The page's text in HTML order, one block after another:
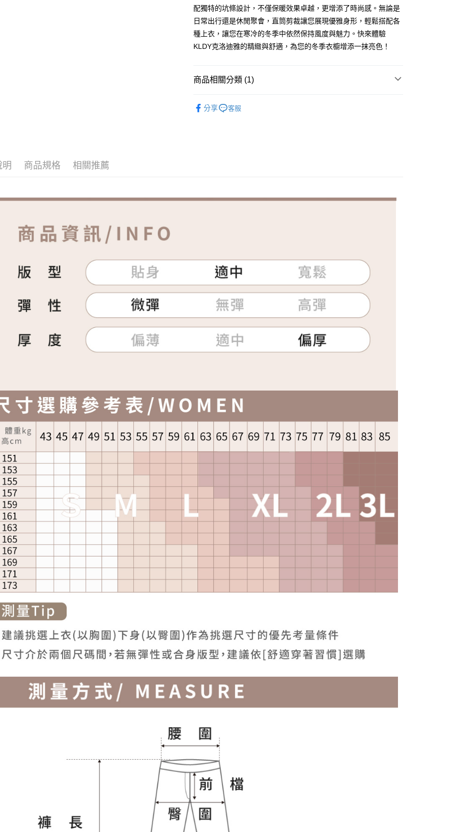
7-11取貨付款
免運費
付款後7-11取貨
免運費
免運費
配獨特的坑條設計，不僅保暖效果卓越，更增添了時尚感。無論是
日常出行還是休閒聚會，直筒剪裁讓您展現優雅身形，輕鬆搭配各
種上衣，讓您在寒冷的冬季中依然保持風度與魅力。快來體驗
KLDY克洛迪雅的精緻與舒適，為您的冬季衣櫥增添一抹亮色！
商品相關分類 (1)
分享
客服
明 商品規格 相關推薦